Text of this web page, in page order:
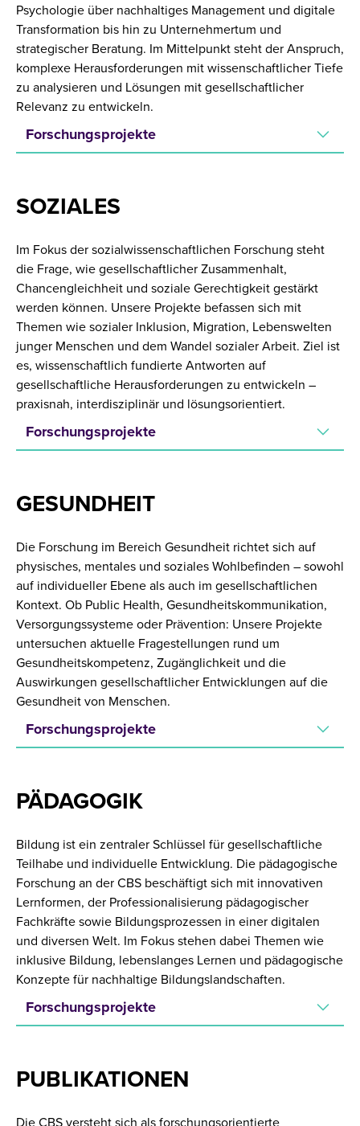
Psychologie über nachhaltiges Management und digitale
Transformation bis hin zu Unternehmertum und
strategischer Beratung. Im Mittelpunkt steht der Anspruch,
komplexe Herausforderungen mit wissenschaftlicher Tiefe
zu analysieren und Lösungen mit gesellschaftlicher
Relevanz zu entwickeln.
Forschungsprojekte
SOZIALES
Im Fokus der sozialwissenschaftlichen Forschung steht
die Frage, wie gesellschaftlicher Zusammenhalt,
Chancengleichheit und soziale Gerechtigkeit gestärkt
werden können. Unsere Projekte befassen sich mit
Themen wie sozialer Inklusion, Migration, Lebenswelten
junger Menschen und dem Wandel sozialer Arbeit. Ziel ist
es, wissenschaftlich fundierte Antworten auf
gesellschaftliche Herausforderungen zu entwickeln –
praxisnah, interdisziplinär und lösungsorientiert.
Forschungsprojekte
GESUNDHEIT
Die Forschung im Bereich Gesundheit richtet sich auf
physisches, mentales und soziales Wohlbefinden – sowohl
auf individueller Ebene als auch im gesellschaftlichen
Kontext. Ob Public Health, Gesundheitskommunikation,
Versorgungssysteme oder Prävention: Unsere Projekte
untersuchen aktuelle Fragestellungen rund um
Gesundheitskompetenz, Zugänglichkeit und die
Auswirkungen gesellschaftlicher Entwicklungen auf die
Gesundheit von Menschen.
Forschungsprojekte
PÄDAGOGIK
Bildung ist ein zentraler Schlüssel für gesellschaftliche
Teilhabe und individuelle Entwicklung. Die pädagogische
Forschung an der CBS beschäftigt sich mit innovativen
Lernformen, der Professionalisierung pädagogischer
Fachkräfte sowie Bildungsprozessen in einer digitalen
und diversen Welt. Im Fokus stehen dabei Themen wie
inklusive Bildung, lebenslanges Lernen und pädagogische
Konzepte für nachhaltige Bildungslandschaften.
Forschungsprojekte
PUBLIKATIONEN
Die CBS versteht sich als forschungsorientierte